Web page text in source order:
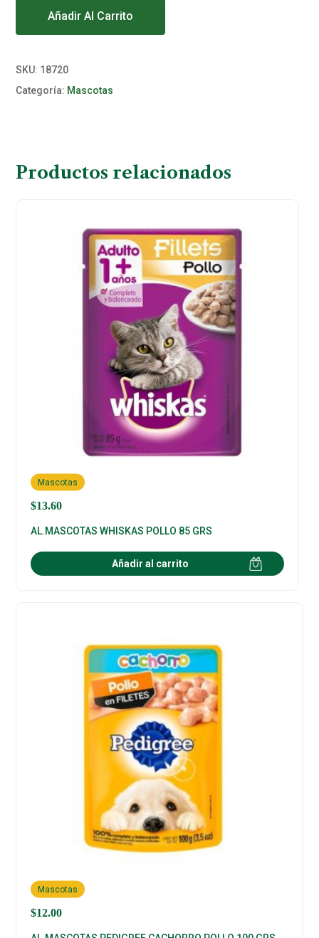
Añadir Al Carrito
SKU: 18720
Categoría: Mascotas
Productos relacionados
$13.60
Mascotas
AL.MASCOTAS WHISKAS POLLO 85 GRS
Añadir al carrito
$12.00
Mascotas